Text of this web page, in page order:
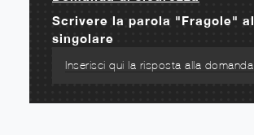
Scrivere la parola "Fragole" al
singolare